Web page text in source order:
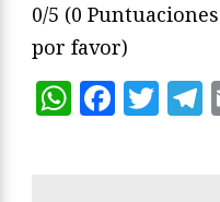
0/5 (0
por favor)